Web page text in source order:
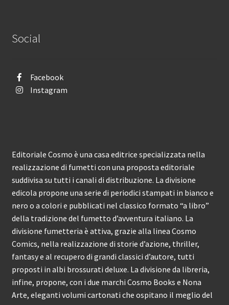
Social
Facebook
Instagram
Editoriale Cosmo è una casa editrice specializzata nella
realizzazione di fumetti con una proposta editoriale
suddivisa su tutti i canali di distribuzione. La divisione
edicola propone una serie di periodici stampati in bianco e
nero o a colori e pubblicati nel classico formato “a libro”
della tradizione del fumetto d’avventura italiano. La
divisione fumetteria è attiva, grazie alla linea Cosmo
Comics, nella realizzazione di storie d’azione, thriller,
fantasy e al recupero di grandi classici d’autore, tutti
proposti in albi brossurati deluxe. La divisione da libreria,
infine, propone, con i due marchi Cosmo Books e Nona
Arte, eleganti volumi cartonati che ospitano il meglio del